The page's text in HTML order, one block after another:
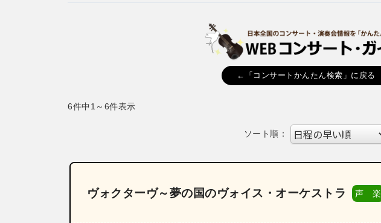
←「コンサートかんたん検索」に戻る
6件中1～6件表示
ソート順：
ヴォクターヴ～夢の国のヴォイス・オーケストラ 声 楽